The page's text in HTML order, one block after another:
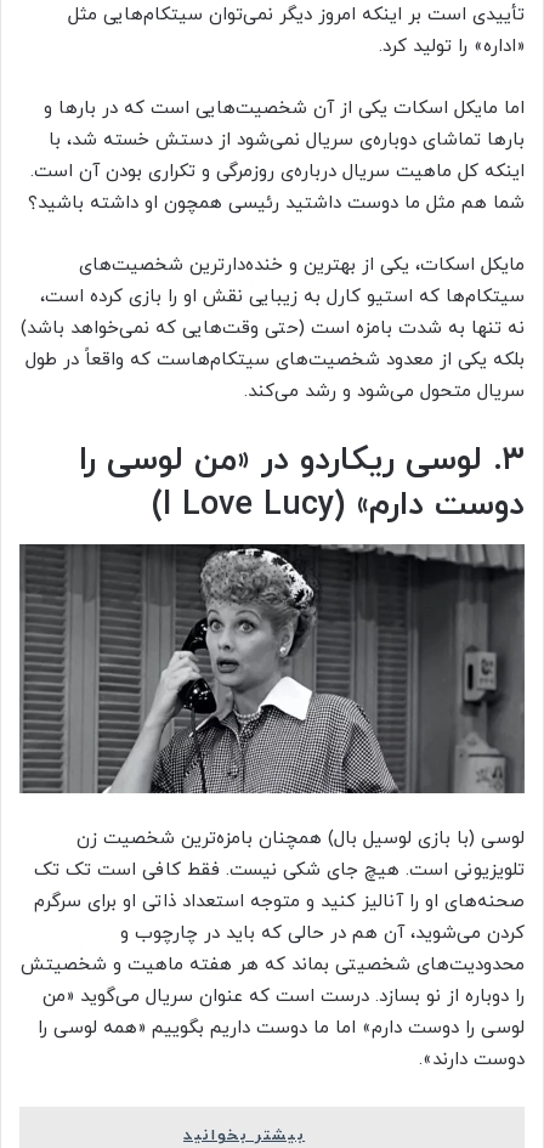
تأییدی است بر اینکه امروز دیگر نمی‌توان سیتکام‌هایی مثل
«اداره» را تولید کرد.
اما مایکل اسکات یکی از آن شخصیت‌هایی است که در بارها و
بارها تماشای دوباره‌ی سریال نمی‌شود از دستش خسته شد، با
اینکه کل ماهیت سریال درباره‌ی روزمرگی و تکراری بودن آن است.
شما هم مثل ما دوست داشتید رئیسی همچون او داشته باشید؟
مایکل اسکات، یکی از بهترین و خنده‌دارترین شخصیت‌های
سیتکام‌ها که استیو کارل به زیبایی نقش او را بازی کرده است،
نه تنها به شدت بامزه است (حتی وقت‌هایی که نمی‌خواهد باشد)
بلکه یکی از معدود شخصیت‌های سیتکام‌هاست که واقعاً در طول
سریال متحول می‌شود و رشد می‌کند.
۳. لوسی ریکاردو در «من لوسی را
دوست دارم» (I Love Lucy)
لوسی (با بازی لوسیل بال) همچنان بامزه‌ترین شخصیت زن
تلویزیونی است. هیچ جای شکی نیست. فقط کافی است تک تک
صحنه‌های او را آنالیز کنید و متوجه استعداد ذاتی او برای سرگرم
کردن می‌شوید، آن هم در حالی که باید در چارچوب و
محدودیت‌های شخصیتی بماند که هر هفته ماهیت و شخصیتش
را دوباره از نو بسازد. درست است که عنوان سریال می‌گوید «من
لوسی را دوست دارم» اما ما دوست داریم بگوییم «همه لوسی را
دوست دارند».
بیشتر بخوانید